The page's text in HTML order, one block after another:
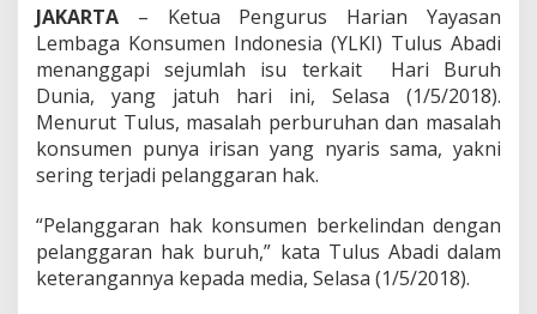
a
n
y
a
O
r
g
n
i
s
a
JAKARTA – Ketua Pengurus Harian Yayasan
Lembaga Konsumen Indonesia (YLKI) Tulus Abadi
menanggapi sejumlah isu terkait Hari Buruh
Dunia, yang jatuh hari ini, Selasa (1/5/2018).
Menurut Tulus, masalah perburuhan dan masalah
konsumen punya irisan yang nyaris sama, yakni
sering terjadi pelanggaran hak.
“Pelanggaran hak konsumen berkelindan dengan
pelanggaran hak buruh,” kata Tulus Abadi dalam
keterangannya kepada media, Selasa (1/5/2018).